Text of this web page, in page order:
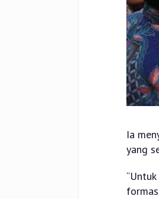
Ia
yang